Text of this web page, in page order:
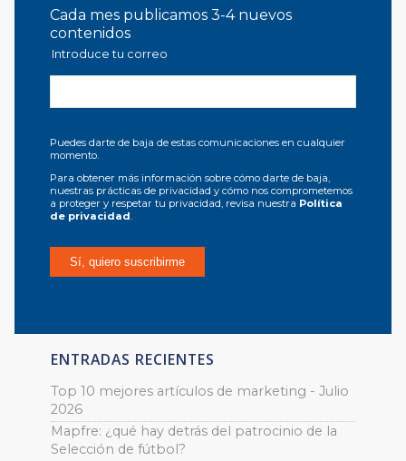
Cada mes publicamos 3-4 nuevos
contenidos
Introduce tu correo
Puedes darte de baja de estas comunicaciones en cualquier
momento.
Para obtener más información sobre cómo darte de baja,
nuestras prácticas de privacidad y cómo nos comprometemos
a proteger y respetar tu privacidad, revisa nuestra Política
de privacidad.
ENTRADAS RECIENTES
Top 10 mejores artículos de marketing - Julio
2026
Mapfre: ¿qué hay detrás del patrocinio de la
Selección de fútbol?